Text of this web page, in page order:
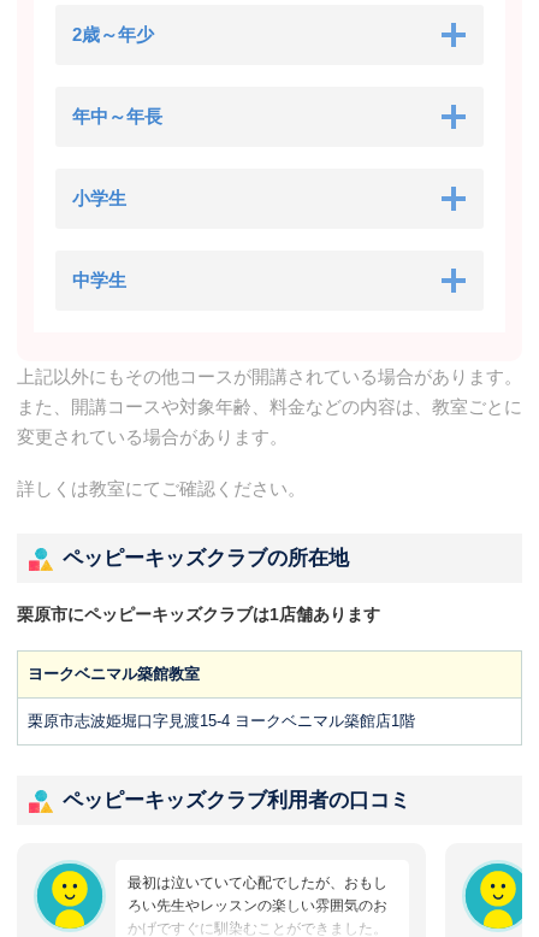
2歳～年少
年中～年長
小学生
中学生
上記以外にもその他コースが開講されている場合があります。
また、開講コースや対象年齢、料金などの内容は、教室ごとに
変更されている場合があります。
詳しくは教室にてご確認ください。
ペッピーキッズクラブの所在地
栗原市にペッピーキッズクラブは1店舗あります
ヨークベニマル築館教室
栗原市志波姫堀口字見渡15-4 ヨークベニマル築館店1階
ペッピーキッズクラブ利用者の口コミ
最初は泣いていて心配でしたが、おもし
ろい先生やレッスンの楽しい雰囲気のお
かげですぐに馴染むことができました。